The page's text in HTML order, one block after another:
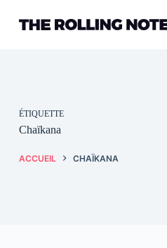
contenu
ÉTIQUETTE
Chaïkana
ACCUEIL CHAÏKANA